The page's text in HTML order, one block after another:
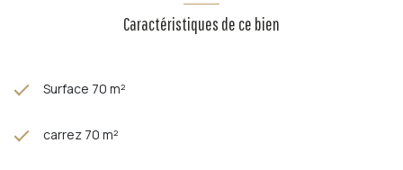
Caractéristiques de ce bien
Surface 70 m²
carrez 70 m²